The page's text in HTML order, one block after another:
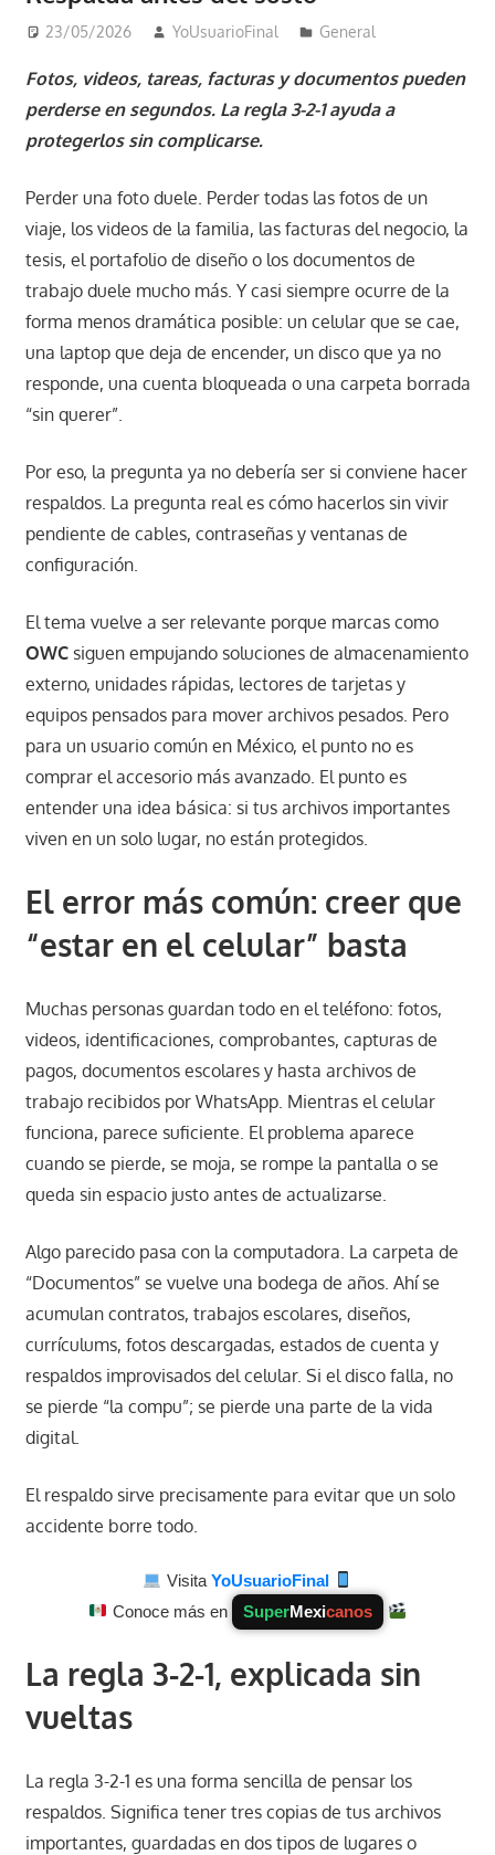
23/05/2026 YoUsuarioFinal General
Fotos, videos, tareas, facturas y documentos pueden
perderse en segundos. La regla 3-2-1 ayuda a
protegerlos sin complicarse.
Perder una foto duele. Perder todas las fotos de un
viaje, los videos de la familia, las facturas del negocio, la
tesis, el portafolio de diseño o los documentos de
trabajo duele mucho más. Y casi siempre ocurre de la
forma menos dramática posible: un celular que se cae,
una laptop que deja de encender, un disco que ya no
responde, una cuenta bloqueada o una carpeta borrada
“sin querer”.
Por eso, la pregunta ya no debería ser si conviene hacer
respaldos. La pregunta real es cómo hacerlos sin vivir
pendiente de cables, contraseñas y ventanas de
configuración.
El tema vuelve a ser relevante porque marcas como
OWCsiguen empujando soluciones de almacenamiento
externo, unidades rápidas, lectores de tarjetas y
equipos pensados para mover archivos pesados. Pero
para un usuario común en México, el punto no es
comprar el accesorio más avanzado. El punto es
entender una idea básica: si tus archivos importantes
viven en un solo lugar, no están protegidos.
El error más común: creer que
“estar en el celular” basta
Muchas personas guardan todo en el teléfono: fotos,
videos, identificaciones, comprobantes, capturas de
pagos, documentos escolares y hasta archivos de
trabajo recibidos por WhatsApp. Mientras el celular
funciona, parece suficiente. El problema aparece
cuando se pierde, se moja, se rompe la pantalla o se
queda sin espacio justo antes de actualizarse.
Algo parecido pasa con la computadora. La carpeta de
“Documentos” se vuelve una bodega de años. Ahí se
acumulan contratos, trabajos escolares, diseños,
currículums, fotos descargadas, estados de cuenta y
respaldos improvisados del celular. Si el disco falla, no
se pierde “la compu”; se pierde una parte de la vida
digital.
El respaldo sirve precisamente para evitar que un solo
accidente borre todo.
Visita YoUsuarioFinal
Conoce más en
SuperMexicanos
La regla 3-2-1, explicada sin
vueltas
La regla 3-2-1 es una forma sencilla de pensar los
respaldos. Significa tener tres copias de tus archivos
importantes, guardadas en dos tipos de lugares o